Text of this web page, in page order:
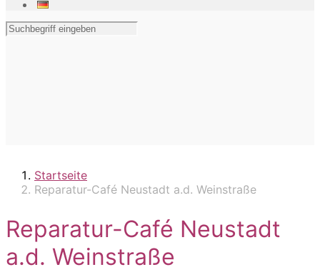
Startseite
Reparatur-Café Neustadt a.d. Weinstraße
Reparatur-Café Neustadt
a.d. Weinstraße